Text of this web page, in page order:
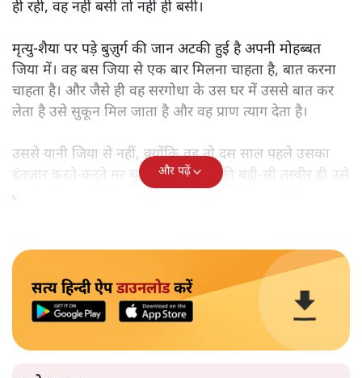
ही रही, वह नहीं बसी तो नहीं ही बसी।
मृत्यु-शैया पर पड़े बुज़ुर्ग की जान अटकी हुई है अपनी मोहब्बत
जिया में। वह बस जिया से एक बार मिलना चाहता है, बात करना
चाहता है। और जैसे ही वह सरगोधा के उस घर में उससे बात कर
लेता है उसे सुकून मिल जाता है और वह प्राण त्याग देता है।
उससे यानी जिया से नहीं, क्योंकि वह तो दस साल पहले उसका
इंतज़ार करते-करते मर चुकी है। मगर उसकी बड़ी-सी तस्वीर ही उसे
अपनी जिया लगी, ज़िंदा जिया, वही 17-18 साल वाली जिया।
और पढ़ें
सत्य हिन्दी ऐपडाउनलोडकरें